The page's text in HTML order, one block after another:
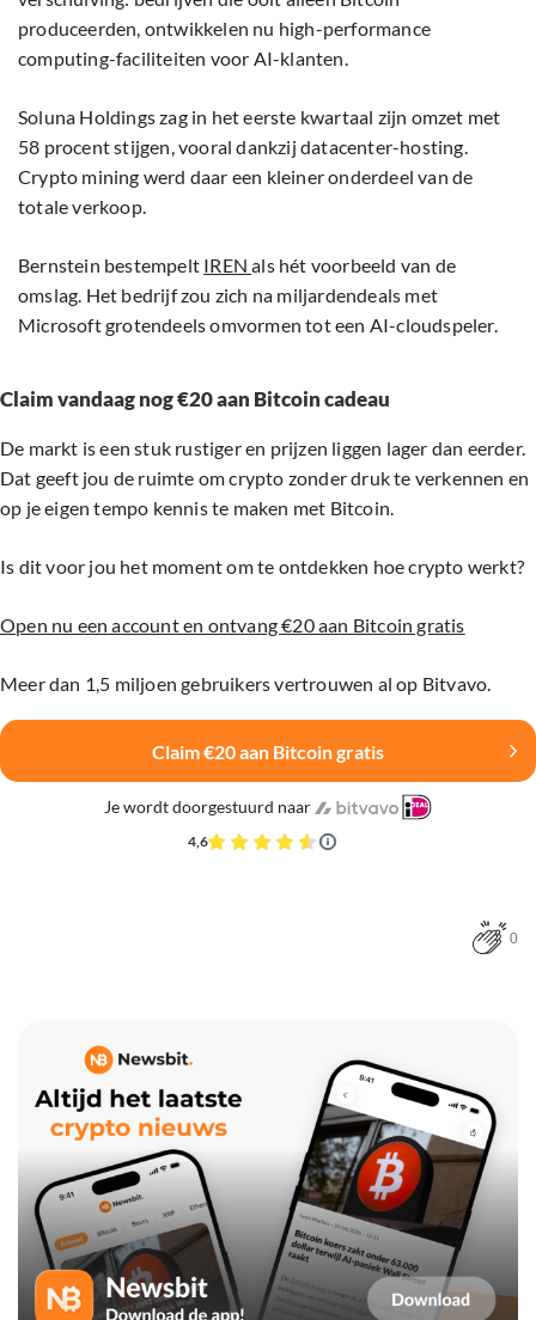
produceerden, ontwikkelen nu high-performance
computing-faciliteiten voor AI-klanten.
Soluna Holdings zag in het eerste kwartaal zijn omzet met
58 procent stijgen, vooral dankzij datacenter-hosting.
Crypto mining werd daar een kleiner onderdeel van de
totale verkoop.
Bernstein bestempelt IRENals hét voorbeeld van de
omslag. Het bedrijf zou zich na miljardendeals met
Microsoft grotendeels omvormen tot een AI-cloudspeler.
Claim vandaag nog €20 aan Bitcoin cadeau
De markt is een stuk rustiger en prijzen liggen lager dan eerder.
Dat geeft jou de ruimte om crypto zonder druk te verkennen en
op je eigen tempo kennis te maken met Bitcoin.
Is dit voor jou het moment om te ontdekken hoe crypto werkt?
Open nu een account en ontvang €20 aan Bitcoin gratis
Meer dan 1,5 miljoen gebruikers vertrouwen al op Bitvavo.
Claim €20 aan Bitcoin gratis
Je wordt doorgestuurd naar
4,6
0